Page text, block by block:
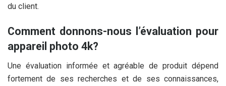
du client.
Comment donnons-nous l’évaluation pour
appareil photo 4k?
Une évaluation informée et agréable de produit dépend
fortement de ses recherches et de ses connaissances,